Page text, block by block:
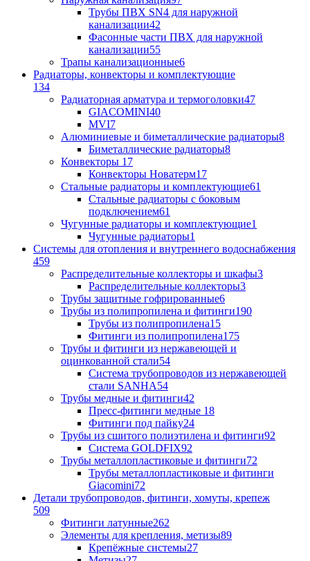
Трубы ПВХ SN4 для наружной
канализации42
Фасонные части ПВХ для наружной
канализации55
Трапы канализационные6
Радиаторы, конвекторы и комплектующие
134
Радиаторная арматура и термоголовки47
GIACOMINI40
MVI7
Алюминиевые и биметаллические радиаторы8
Биметаллические радиаторы8
Конвекторы 17
Конвекторы Новатерм17
Стальные радиаторы и комплектующие61
Стальные радиаторы с боковым
подключением61
Чугунные радиаторы и комплектующие1
Чугунные радиаторы1
Системы для отопления и внутреннего водоснабжения
459
Распределительные коллекторы и шкафы3
Распределительные коллекторы3
Трубы защитные гофрированные6
Трубы из полипропилена и фитинги190
Трубы из полипропилена15
Фитинги из полипропилена175
Трубы и фитинги из нержавеющей и
оцинкованной стали54
Система трубопроводов из нержавеющей
стали SANHA54
Трубы медные и фитинги42
Пресс-фитинги медные 18
Фитинги под пайку24
Трубы из сшитого полиэтилена и фитинги92
Система GOLDFIX92
Трубы металлопластиковые и фитинги72
Трубы металлопластиковые и фитинги
Giacomini72
Детали трубопроводов, фитинги, хомуты, крепеж
509
Фитинги латунные262
Элементы для крепления, метизы89
Крепёжные системы27